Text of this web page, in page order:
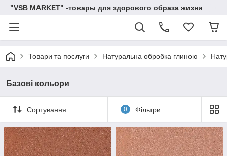
"VSB MARKET" -товары для здорового образа жизни
Товари та послуги Натуральна обробка глиною
Базові кольори
Сортування 0 Фільтри